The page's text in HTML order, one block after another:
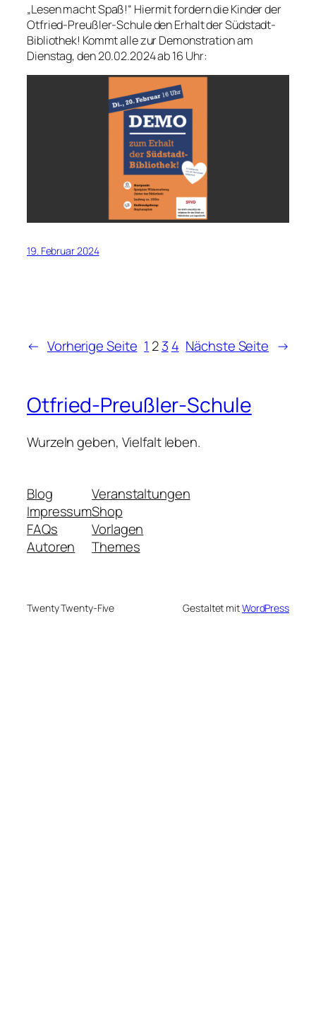
„Lesen macht Spaß!“ Hiermit fordern die Kinder der
Otfried-Preußler-Schule den Erhalt der Südstadt-
Bibliothek! Kommt alle zur Demonstration am
Dienstag, den 20.02.2024 ab 16 Uhr:
19. Februar 2024
← Vorherige Seite 1 23 4 Nächste Seite →
Otfried-Preußler-Schule
Wurzeln geben, Vielfalt leben.
Blog
Impressum
FAQs
Autoren
Veranstaltungen
Shop
Vorlagen
Themes
Twenty Twenty-Five Gestaltet mitWordPress